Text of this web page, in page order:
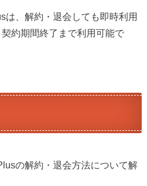
は、解約・退会しても即時利用
約期間終了まで利用可能で
の解約・退会方法について解